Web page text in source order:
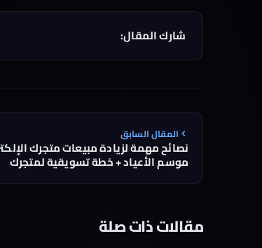
شارك المقال:
المقال السابق
نصائح مهمة لزيادة مبيعات متجرك
موسم الأعياد + خطة تسويقية لمتجرك
مقالات ذات صلة